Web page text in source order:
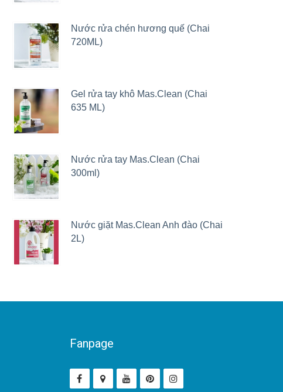
Nước rửa chén hương quế (Chai
720ML)
Gel rửa tay khô Mas.Clean (Chai
635 ML)
Nước rửa tay Mas.Clean (Chai
300ml)
Nước giặt Mas.Clean Anh đào (Chai
2L)
Fanpage